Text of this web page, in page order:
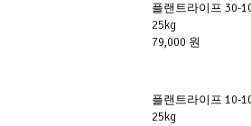
플랜트라이프 30-
25kg
79,000 원
플랜트라이프 10-
25kg